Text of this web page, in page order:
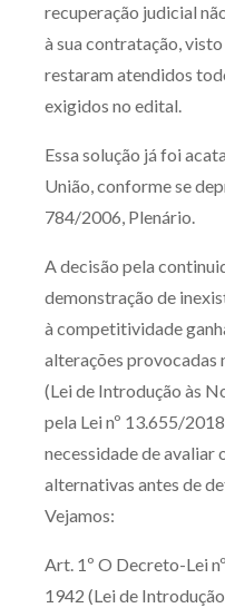
recuperação judicial
à sua contratação,
restaram atendidos
exigidos no edital.
Essa solução já foi
União, conforme se
784/2006, Plenário.
A decisão pela
demonstração de
à competitividade
alterações provocadas
(Lei de Introdução às
pela Lei nº 13.655/
necessidade de avaliar
alternativas antes de
Vejamos:
Art. 1º O Decreto-Lei
1942 (Lei de